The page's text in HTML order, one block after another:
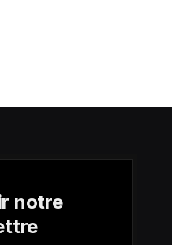
notre